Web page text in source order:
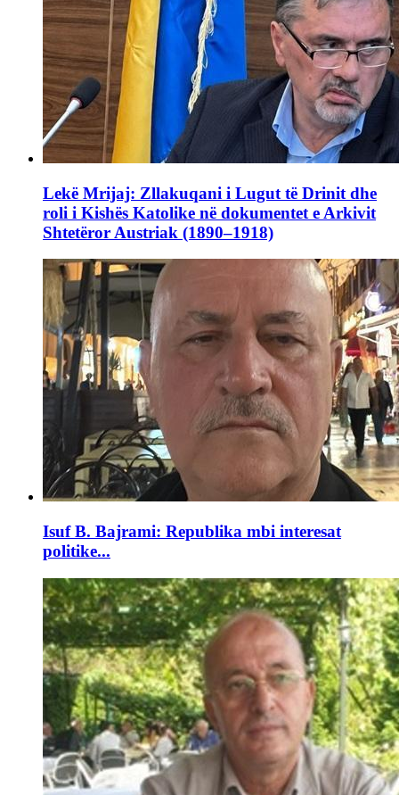
Lekë Mrijaj: Zllakuqani i Lugut të Drinit dhe
roli i Kishës Katolike në dokumentet e Arkivit
Shtetëror Austriak (1890–1918)
Isuf B. Bajrami: Republika mbi interesat
politike...